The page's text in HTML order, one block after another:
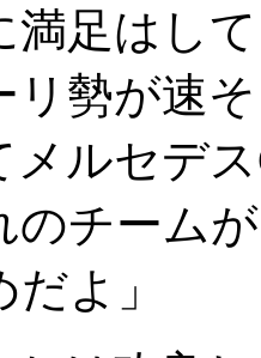
満足はし
リ勢が速
メルセデ
のチーム
よ」